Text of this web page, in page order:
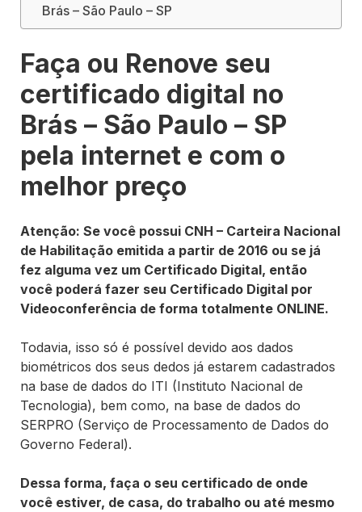
Brás – São Paulo – SP
Faça ou Renove seu
certificado digital no
Brás – São Paulo – SP
pela internet e com o
melhor preço
Atenção: Se você possui CNH – Carteira Nacional
de Habilitação emitida a partir de 2016 ou se já
fez alguma vez um Certificado Digital, então
você poderá fazer seu Certificado Digital por
Videoconferência de forma totalmente ONLINE.
Todavia, isso só é possível devido aos dados
biométricos dos seus dedos já estarem cadastrados
na base de dados do ITI (Instituto Nacional de
Tecnologia), bem como, na base de dados do
SERPRO (Serviço de Processamento de Dados do
Governo Federal).
Dessa forma, faça o seu certificado de onde
você estiver, de casa, do trabalho ou até mesmo